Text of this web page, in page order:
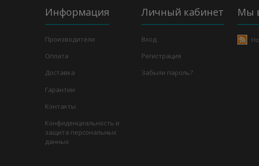
Информация
Производители
Оплата
Доставка
Гарантии
Контакты
Конфиденциальность и
защита персональных
данных
Личный кабинет
Вход
Регистрация
Забыли пароль?
Мы